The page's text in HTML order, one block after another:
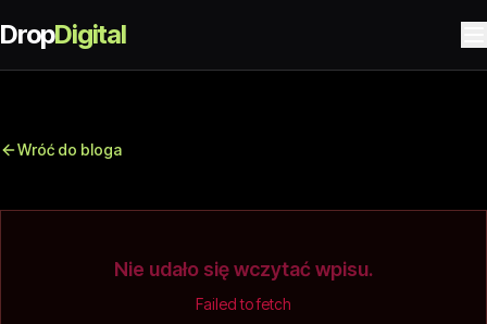
DropDigital
Wróć do bloga
Nie udało się wczytać wpisu.
Failed to fetch